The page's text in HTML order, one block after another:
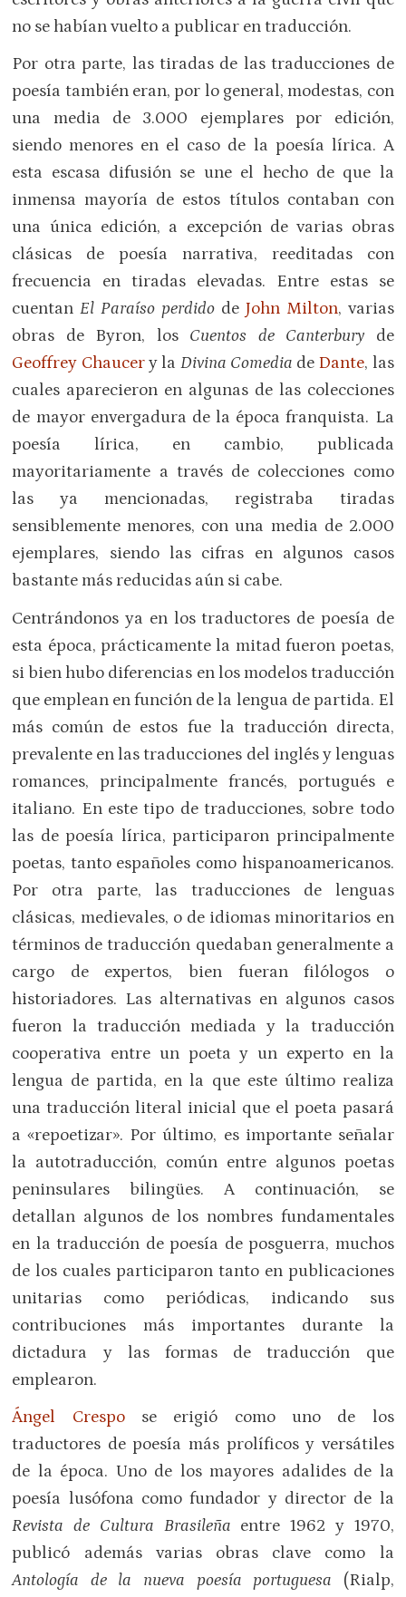
no se habían vuelto a publicar en traducción.
Por otra parte, las tiradas de las traducciones de
poesía también eran, por lo general, modestas, con
una media de 3.000 ejemplares por edición,
siendo menores en el caso de la poesía lírica. A
esta escasa difusión se une el hecho de que la
inmensa mayoría de estos títulos contaban con
una única edición, a excepción de varias obras
clásicas de poesía narrativa, reeditadas con
frecuencia en tiradas elevadas. Entre estas se
cuentanEl Paraíso perdido de John Milton, varias
obras de Byron, los Cuentos de Canterbury de
Geoffrey Chaucery la Divina Comedia de Dante, las
cuales aparecieron en algunas de las colecciones
de mayor envergadura de la época franquista. La
poesía lírica, en cambio, publicada
mayoritariamente a través de colecciones como
las ya mencionadas, registraba tiradas
sensiblemente menores, con una media de 2.000
ejemplares, siendo las cifras en algunos casos
bastante más reducidas aún si cabe.
Centrándonos ya en los traductores de poesía de
esta época, prácticamente la mitad fueron poetas,
si bien hubo diferencias en los modelos traducción
que emplean en función de la lengua de partida. El
más común de estos fue la traducción directa,
prevalente en las traducciones del inglés y lenguas
romances, principalmente francés, portugués e
italiano. En este tipo de traducciones, sobre todo
las de poesía lírica, participaron principalmente
poetas, tanto españoles como hispanoamericanos.
Por otra parte, las traducciones de lenguas
clásicas, medievales, o de idiomas minoritarios en
términos de traducción quedaban generalmente a
cargo de expertos, bien fueran filólogos o
historiadores. Las alternativas en algunos casos
fueron la traducción mediada y la traducción
cooperativa entre un poeta y un experto en la
lengua de partida, en la que este último realiza
una traducción literal inicial que el poeta pasará
a «repoetizar». Por último, es importante señalar
la autotraducción, común entre algunos poetas
peninsulares bilingües. A continuación, se
detallan algunos de los nombres fundamentales
en la traducción de poesía de posguerra, muchos
de los cuales participaron tanto en publicaciones
unitarias como periódicas, indicando sus
contribuciones más importantes durante la
dictadura y las formas de traducción que
emplearon.
Ángel Crespose erigió como uno de los
traductores de poesía más prolíficos y versátiles
de la época. Uno de los mayores adalides de la
poesía lusófona como fundador y director de la
Revista de Cultura Brasileña entre 1962 y 1970,
publicó además varias obras clave como la
Antología
de la nueva poesía portuguesa (Rialp,